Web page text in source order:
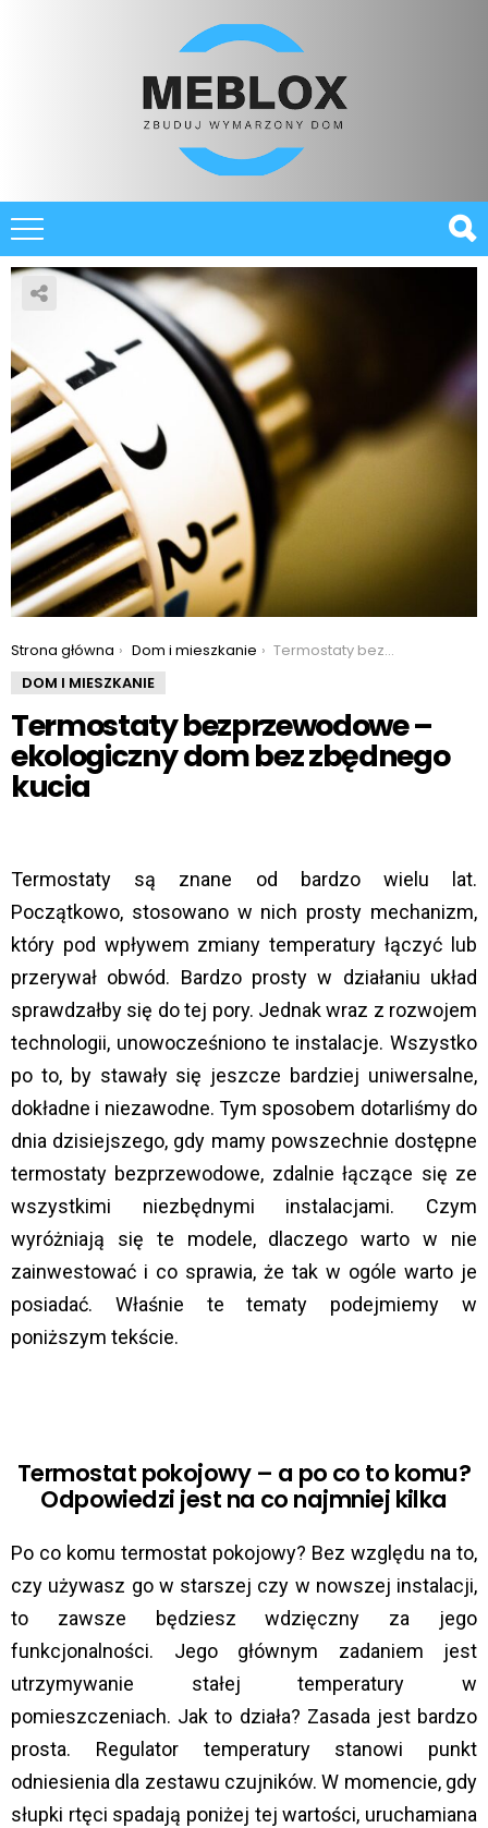
You are here:
Strona główna Dom i mieszkanie
Termostaty bezprzewodowe – ekologiczny dom bez zbędnego kucia
DOM I MIESZKANIE
Termostaty bezprzewodowe –
ekologiczny dom bez zbędnego
kucia
Termostaty są znane od bardzo wielu lat.
Początkowo, stosowano w nich prosty mechanizm,
który pod wpływem zmiany temperatury łączyć lub
przerywał obwód. Bardzo prosty w działaniu układ
sprawdzałby się do tej pory. Jednak wraz z rozwojem
technologii, unowocześniono te instalacje. Wszystko
po to, by stawały się jeszcze bardziej uniwersalne,
dokładne i niezawodne. Tym sposobem dotarliśmy do
dnia dzisiejszego, gdy mamy powszechnie dostępne
termostaty bezprzewodowe, zdalnie łączące się ze
wszystkimi niezbędnymi instalacjami. Czym
wyróżniają się te modele, dlaczego warto w nie
zainwestować i co sprawia, że tak w ogóle warto je
posiadać. Właśnie te tematy podejmiemy w
poniższym tekście.
Termostat pokojowy – a po co to komu?
Odpowiedzi jest na co najmniej kilka
Po co komu termostat pokojowy? Bez względu na to,
czy używasz go w starszej czy w nowszej instalacji,
to zawsze będziesz wdzięczny za jego
funkcjonalności. Jego głównym zadaniem jest
utrzymywanie stałej temperatury w
pomieszczeniach. Jak to działa? Zasada jest bardzo
prosta. Regulator temperatury stanowi punkt
odniesienia dla zestawu czujników. W momencie, gdy
słupki rtęci spadają poniżej tej wartości, uruchamiana